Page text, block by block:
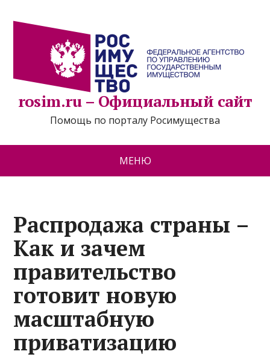
rosim.ru – Официальный сайт
Помощь по порталу Росимущества
МЕНЮ
Распродажа страны –
Как и зачем
правительство
готовит новую
масштабную
приватизацию